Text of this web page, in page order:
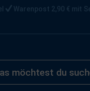
Warenpost 2,90 € mit